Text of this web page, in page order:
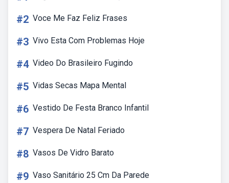
#2 Voce Me Faz Feliz Frases
#3 Vivo Esta Com Problemas Hoje
#4 Video Do Brasileiro Fugindo
#5 Vidas Secas Mapa Mental
#6 Vestido De Festa Branco Infantil
#7 Vespera De Natal Feriado
#8 Vasos De Vidro Barato
#9 Vaso Sanitário 25 Cm Da Parede